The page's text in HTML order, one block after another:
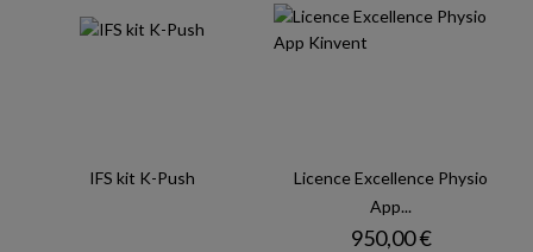
IFS kit K-Push
Licence Excellence Physio
App...
Prix
950,00 €